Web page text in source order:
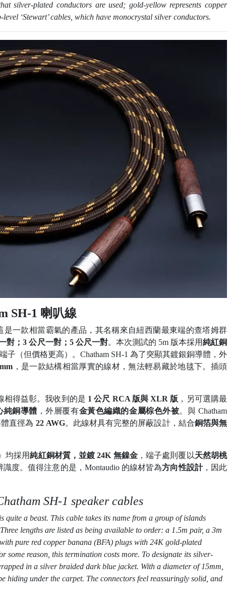
silver-plated conductors are used; gold-yellow represents copper
‘Stewart’ cables, which have monocrystal silver conductors.
SH-1 喇叭線
是一款相當霸氣的產品，其名稱來自紐西蘭最東端的查塔姆群
對；3 公尺一對；5 公尺一對。本次測試的 5m 版本採用純紅銅
子（但價格更高）。Chatham SH-1 為了突顯其鍍銀銅導體，外
，是一款結構相當厚實的線材，無法輕易藏於地毯下。插頭
相得益彰。我收到的是 1 公尺 RCA 版與 XLR 版 ，另可選購最
純銅導體 ，外層覆有金黃色編織的金屬棕色外被。與 Chatham
直徑為 22 AWG。此線材具有完整的屏蔽設計，結合銅箔與無
均採用純紅銅材質，並鍍 24K 無鎳金，端子處則覆以天然胡桃
度。值得注意的是，Montaudio 的線材皆為方向性設計，因此
SH-1 speaker cables
a beast. This cable takes its name from a group of islands
lengths are listed as being available to order: a 1.5m pair, a 3m
pure red copper banana (BFA) plugs with 24K gold-plated
some reason, this termination costs more. To designate its silver-
in a silver braided dark blue jacket. With a diameter of 15mm,
hiding under the carpet. The connectors feel reassuringly solid, and